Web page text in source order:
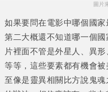
圖片
如果要問在電影中哪個國
第二大概還不知道哪一個
片裡面不管是外星人、異
等等，這些要素都有機會
至像是靈異相關比方說鬼